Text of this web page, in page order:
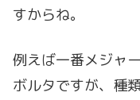
すからね。
例えば一番メジャ
ボルタですが、種